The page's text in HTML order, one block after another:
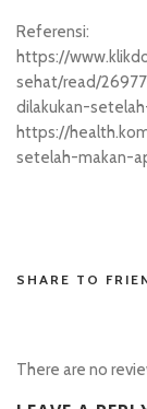
Referensi:
https://
sehat/read/
dilakukan-
https://
setelah-makan-
SHARE TO
There are no